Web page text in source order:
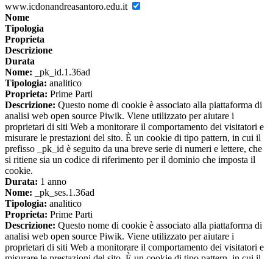
www.icdonandreasantoro.edu.it
Nome
Tipologia
Proprieta
Descrizione
Durata
Nome: _pk_id.1.36ad
Tipologia: analitico
Proprieta: Prime Parti
Descrizione: Questo nome di cookie è associato alla piattaforma di
analisi web open source Piwik. Viene utilizzato per aiutare i
proprietari di siti Web a monitorare il comportamento dei visitatori e
misurare le prestazioni del sito. È un cookie di tipo pattern, in cui il
prefisso _pk_id è seguito da una breve serie di numeri e lettere, che
si ritiene sia un codice di riferimento per il dominio che imposta il
cookie.
Durata: 1 anno
Nome: _pk_ses.1.36ad
Tipologia: analitico
Proprieta: Prime Parti
Descrizione: Questo nome di cookie è associato alla piattaforma di
analisi web open source Piwik. Viene utilizzato per aiutare i
proprietari di siti Web a monitorare il comportamento dei visitatori e